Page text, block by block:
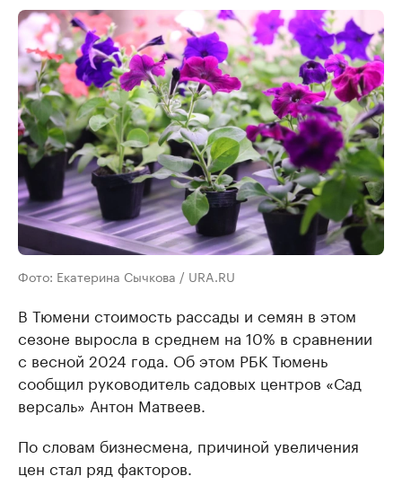
Фото: Екатерина Сычкова / URA.RU
В Тюмени стоимость рассады и семян в этом
сезоне выросла в среднем на 10% в сравнении
с весной 2024 года. Об этом РБК Тюмень
сообщил руководитель садовых центров «Сад
версаль» Антон Матвеев.
По словам бизнесмена, причиной увеличения
цен стал ряд факторов.